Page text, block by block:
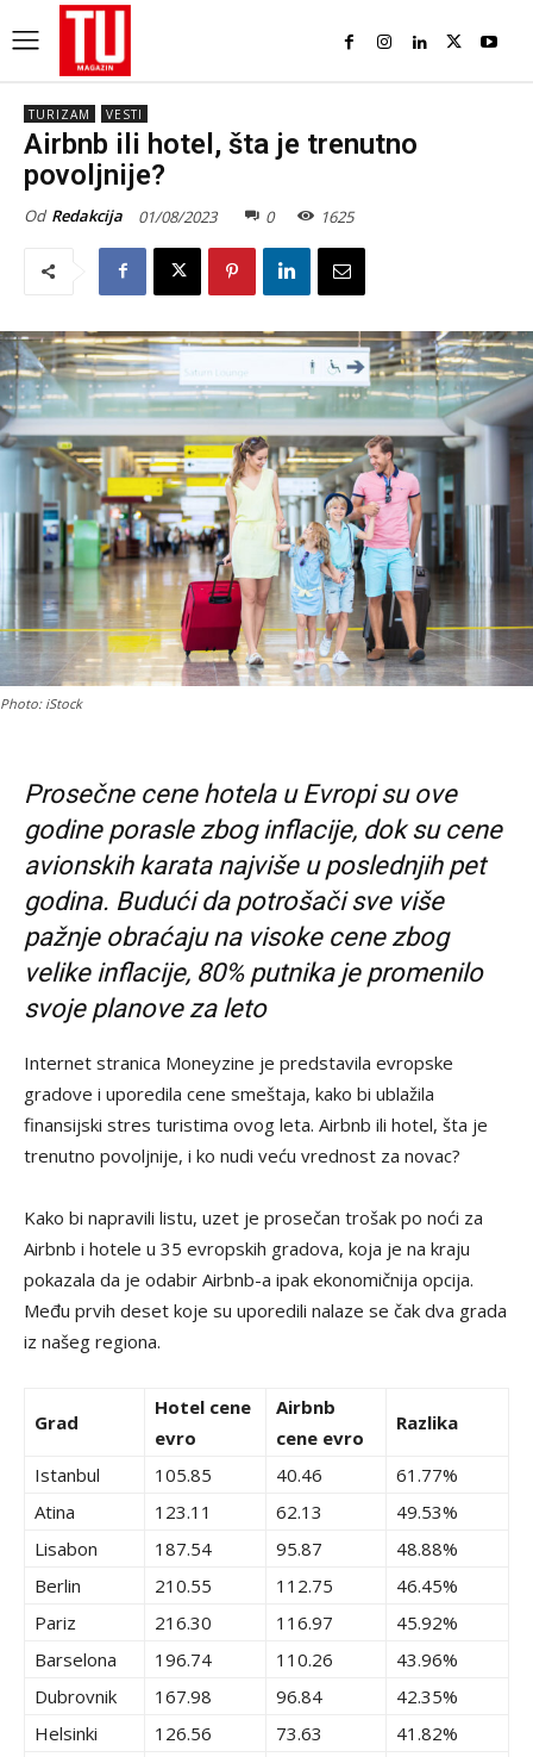
TURIZAM VESTI
Airbnb ili hotel, šta je trenutno
povoljnije?
Od Redakcija 01/08/2023 0 1625
Photo: iStock
Prosečne cene hotela u Evropi su ove
godine porasle zbog inflacije, dok su cene
avionskih karata najviše u poslednjih pet
godina. Budući da potrošači sve više
pažnje obraćaju na visoke cene zbog
velike inflacije, 80% putnika je promenilo
svoje planove za leto
Internet stranica Moneyzine je predstavila evropske
gradove i uporedila cene smeštaja, kako bi ublažila
finansijski stres turistima ovog leta. Airbnb ili hotel, šta je
trenutno povoljnije, i ko nudi veću vrednost za novac?
Kako bi napravili listu, uzet je prosečan trošak po noći za
Airbnb i hotele u 35 evropskih gradova, koja je na kraju
pokazala da je odabir Airbnb-a ipak ekonomičnija opcija.
Među prvih deset koje su uporedili nalaze se čak dva grada
iz našeg regiona.
Grad
Hotel cene
evro
Airbnb
cene evro
Razlika
Istanbul 105.85 40.46
61.77%
Atina
123.11 62.13
49.53%
Lisabon
187.54 95.87
48.88%
Berlin
210.55 112.75
46.45%
Pariz
216.30 116.97
45.92%
Barselona
196.74 110.26
43.96%
Dubrovnik
167.98 96.84
42.35%
Helsinki
126.56 73.63
41.82%